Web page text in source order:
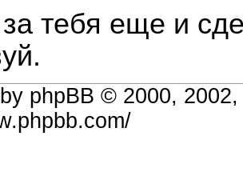
тебя еще и
phpBB © 2000,